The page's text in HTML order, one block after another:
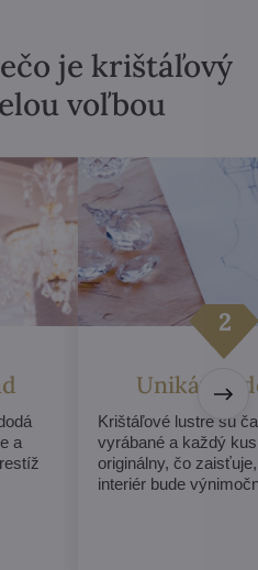
je krištáľový
voľbou
a
Unikátny
Krištáľové lustre sú
vyrábané a každý
originálny, čo
interiér bude